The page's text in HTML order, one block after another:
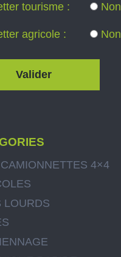
tourisme : Non
agricole : Non
4×4
LOURDS